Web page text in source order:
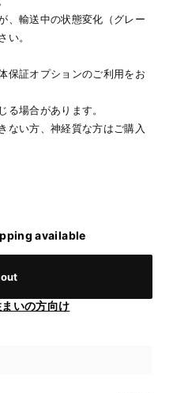
、輸送中の状態変化（グレー
い。
保証オプションのご利用をお
る場合があります。
ない方、神経質な方はご購入
available
いの方向け